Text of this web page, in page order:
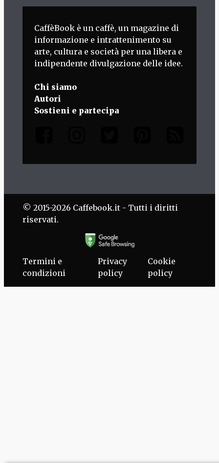
CaffèBook è un caffè, un magazine di
informazione e intrattenimento su
arte, cultura e società per una libera e
indipendente divulgazione delle idee.
Chi siamo
Autori
Sostieni e partecipa
© 2015-2026 Caffebook.it - Tutti i diritti
riservati.
Termini e
condizioni
Privacy
policy
Cookie
policy